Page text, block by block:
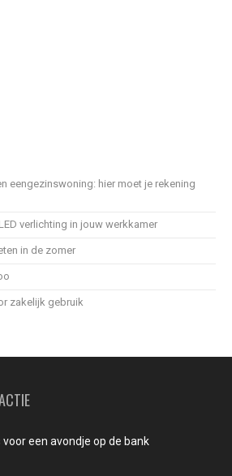
eengezinswoning: hier moet je rekening
verlichting in jouw werkkamer
in de zomer
zakelijk gebruik
voor een avondje op de bank